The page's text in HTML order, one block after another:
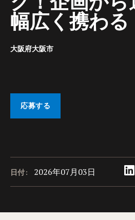
幅広く携わる
大阪府大阪市
応募する
日付: 2026年07月03日